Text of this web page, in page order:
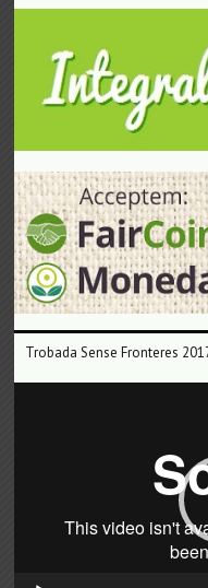
Trobada Sense Fronteres